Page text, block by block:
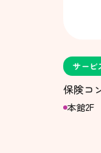
サービ
保険コ
本館2F